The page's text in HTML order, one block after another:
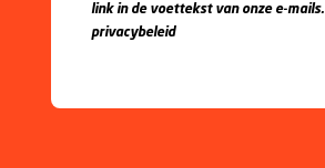
link in de voettekst van onze e-mails.
privacybeleid